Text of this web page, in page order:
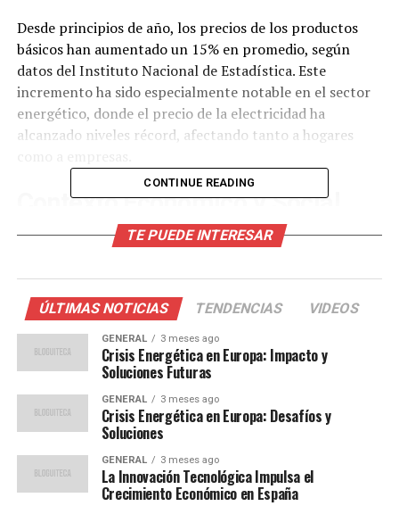
Desde principios de año, los precios de los productos
básicos han aumentado un 15% en promedio, según
datos del Instituto Nacional de Estadística. Este
incremento ha sido especialmente notable en el sector
energético, donde el precio de la electricidad ha
alcanzado niveles récord, afectando tanto a hogares
Contexto Económico y Social
El aumento del costo de vida no es un fenómeno aislado
enfrentando desafíos similares debido a la interrupción
de las cadenas de suministro y la inflación post-
pandemia. En España, la situación se ve agravada por la
dependencia del país de las importaciones de energía.
económicas significativas, pero la actual crisis de precios
se distingue por su rapidez e impacto en el día a día de
los ciudadanos. Expertos en economía sugieren que esta
situación podría continuar si no se toman medidas
efectivas.
CONTINUE READING
TE PUEDE INTERESAR
ÚLTIMAS NOTICIAS TENDENCIAS VIDEOS
GENERAL 3 meses ago
Crisis Energética en Europa: Impacto y
Soluciones Futuras
GENERAL 3 meses ago
Crisis Energética en Europa: Desafíos y
Soluciones
GENERAL 3 meses ago
La Innovación Tecnológica Impulsa el
Crecimiento Económico en España